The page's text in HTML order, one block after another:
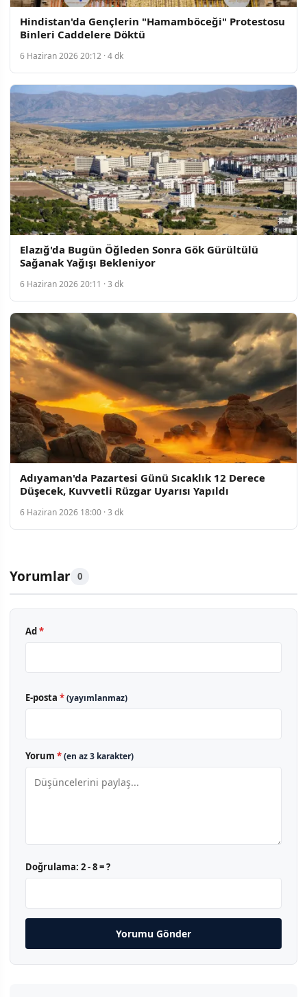
Hindistan'da Gençlerin "Hamamböceği" Protestosu
Binleri Caddelere Döktü
6 Haziran 2026 20:12 · 4 dk
Elazığ'da Bugün Öğleden Sonra Gök Gürültülü
Sağanak Yağışı Bekleniyor
6 Haziran 2026 20:11 · 3 dk
Adıyaman'da Pazartesi Günü Sıcaklık 12 Derece
Düşecek, Kuvvetli Rüzgar Uyarısı Yapıldı
6 Haziran 2026 18:00 · 3 dk
Yorumlar 0
Ad *
E-posta *(yayımlanmaz)
Yorum *(en az 3 karakter)
Doğrulama: 2 - 8 = ?
Yorumu Gönder